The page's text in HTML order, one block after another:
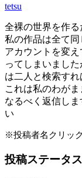
tetsu
全裸の世界を作
私の作品は全て
アカウントを変
ってしまいまし
は二人と検索す
これは私のわが
なるべく返信し
い
※投稿者名クリッ
投稿ステータス